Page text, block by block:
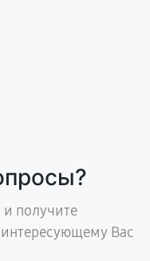
получите
Вас